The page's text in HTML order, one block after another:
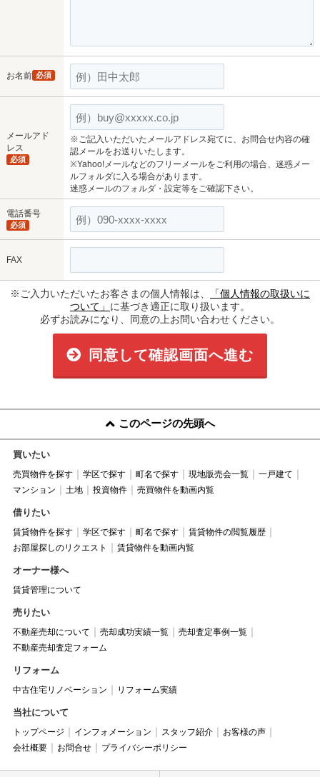
お名前 必須
メールアド
レス
必須
※ご記入いただいたメールアドレス宛てに、お問合せ内容の確
認メールをお送りいたします。
※Yahoo!メールなどのフリーメールをご利用の場合、迷惑メー
ルフォルダに入る場合があります。
迷惑メールのフォルダ・設定等をご確認下さい。
電話番号
必須
FAX
※ご入力いただいたお客さまの個人情報は、
「個人情報の取扱いに
ついて」 に基づき適正に取り扱います。
必ずお読みになり、同意の上お問い合わせください。
同意して確認画面へ進む
このページの先頭へ
買いたい
売買物件を探す 学区で探す 町名で探す 現地販売会一覧
一戸建て
マンション
土地 投資物件 売買物件を動画内覧
借りたい
賃貸物件を探す 学区で探す 町名で探す
賃貸物件の閲覧履歴
お部屋探しのリクエスト
賃貸物件を動画内覧
オーナー様へ
賃貸管理について
売りたい
不動産売却について 売却成功実績一覧
売却査定事例一覧
不動産売却査定フォーム
リフォーム
中古住宅リノベーション リフォーム実績
当社について
トップページ インフォメーション スタッフ紹介
お客様の声
会社概要
お問合せ プライバシーポリシー